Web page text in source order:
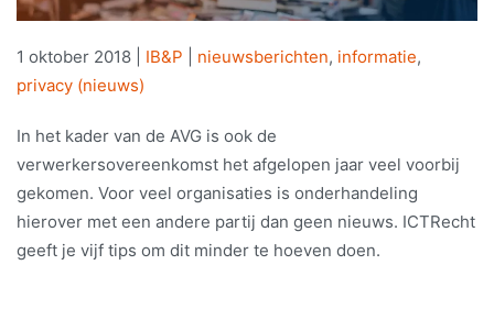
1 oktober 2018 IB&P nieuwsberichten, informatie,
privacy (nieuws)
In het kader van de AVG is ook de
verwerkersovereenkomst het afgelopen jaar veel voorbij
gekomen. Voor veel organisaties is onderhandeling
hierover met een andere partij dan geen nieuws. ICTRecht
geeft je vijf tips om dit minder te hoeven doen.